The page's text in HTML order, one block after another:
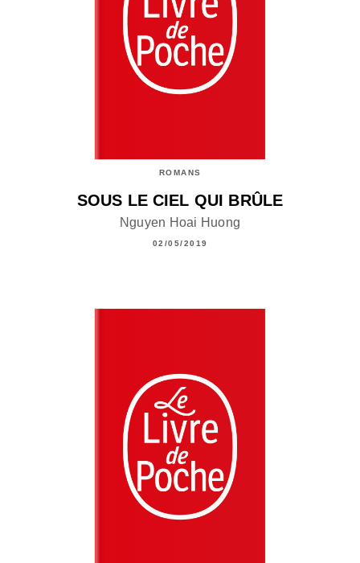
ROMANS
SOUS LE CIEL QUI BRÛLE
Nguyen Hoai Huong
02/05/2019